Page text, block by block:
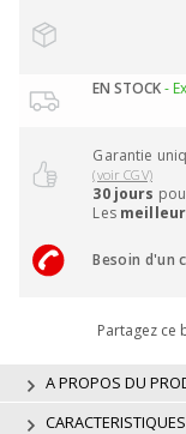
EN STOCK-
Garantie
(voir CGV)
30 jours
Les
Besoin d'un
Partagez ce
A PROPOS DU
CARACTERISTIQUES